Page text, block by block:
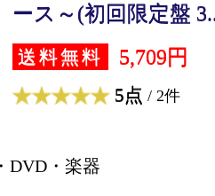
ース～(初回限定盤
送料無料 5,709円
5点 / 2件
DVD・楽器